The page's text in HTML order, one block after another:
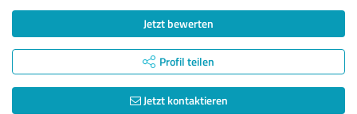
Jetzt bewerten
Profil teilen
Jetzt kontaktieren